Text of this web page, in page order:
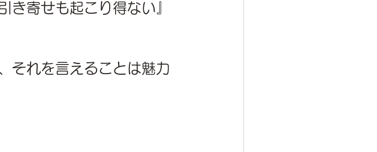
き寄せも起こり得ない』
それを言えることは魅力